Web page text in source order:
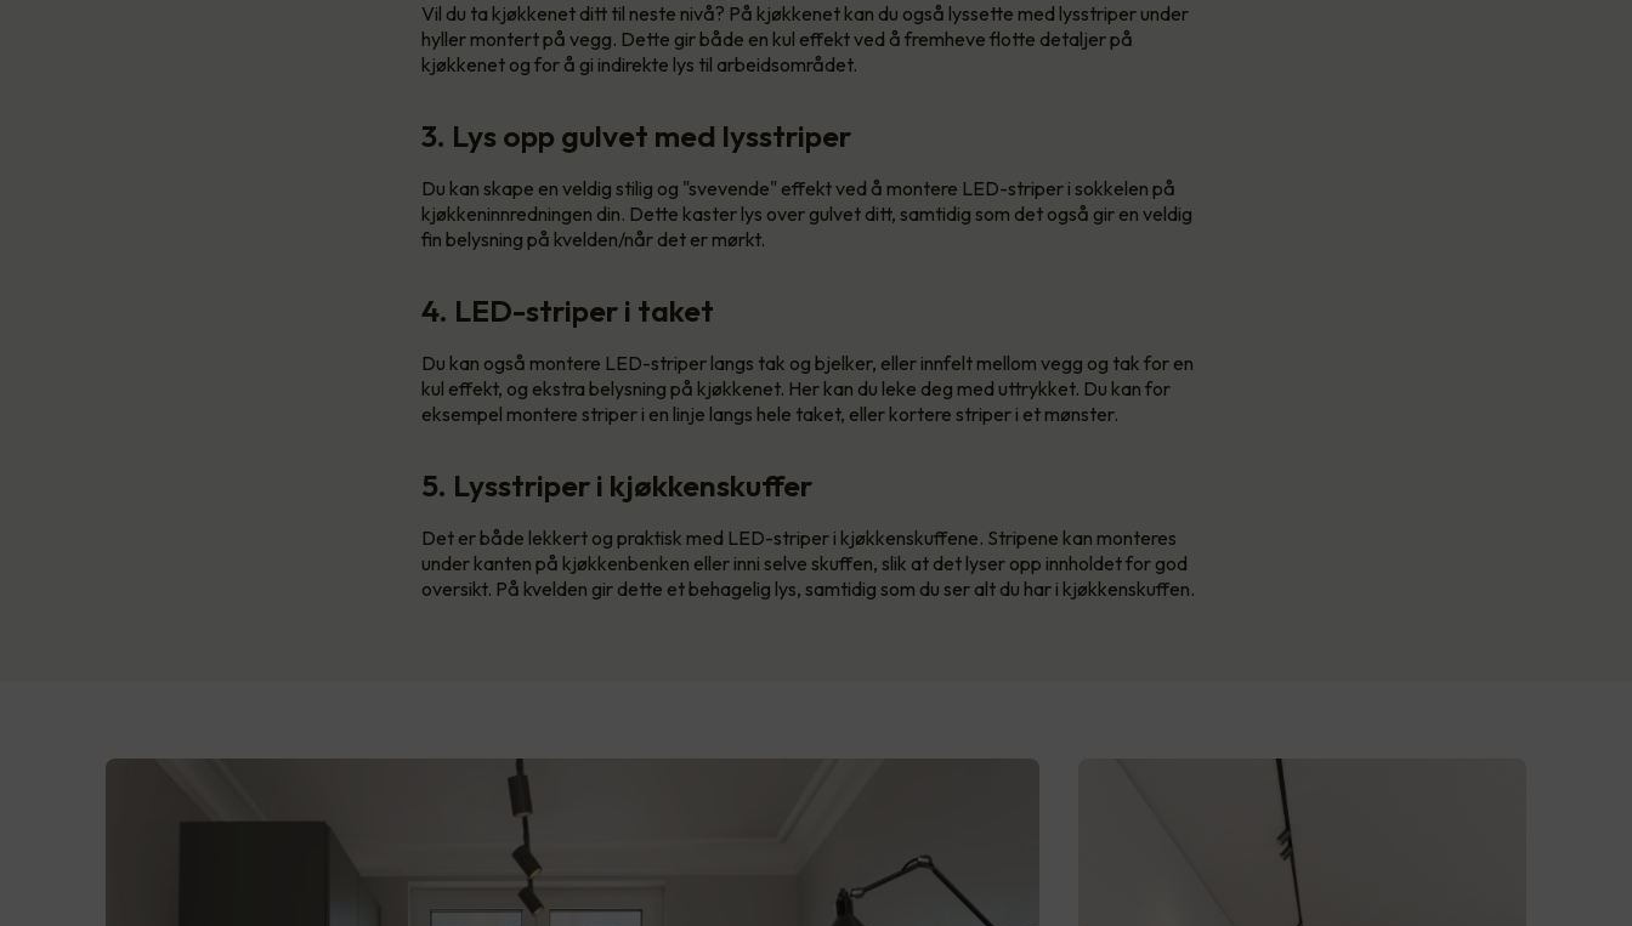
Vil du ta kjøkkenet ditt til neste nivå? På kjøkkenet kan du også lyssette med lysstriper under
hyller montert på vegg. Dette gir både en kul effekt ved å fremheve flotte detaljer på
kjøkkenet og for å gi indirekte lys til arbeidsområdet.
3. Lys opp gulvet med lysstriper
Du kan skape en veldig stilig og "svevende" effekt ved å montere LED-striper i sokkelen på
kjøkkeninnredningen din. Dette kaster lys over gulvet ditt, samtidig som det også gir en veldig
fin belysning på kvelden/når det er mørkt.
4. LED-striper i taket
Du kan også montere LED-striper langs tak og bjelker, eller innfelt mellom vegg og tak for en
kul effekt, og ekstra belysning på kjøkkenet. Her kan du leke deg med uttrykket. Du kan for
eksempel montere striper i en linje langs hele taket, eller kortere striper i et mønster.
5. Lysstriper i kjøkkenskuffer
Det er både lekkert og praktisk med LED-striper i kjøkkenskuffene. Stripene kan monteres
under kanten på kjøkkenbenken eller inni selve skuffen, slik at det lyser opp innholdet for god
oversikt. På kvelden gir dette et behagelig lys, samtidig som du ser alt du har i kjøkkenskuffen.